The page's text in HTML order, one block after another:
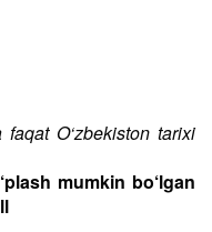
O‘zbekiston tarixi
mumkin bo‘lgan